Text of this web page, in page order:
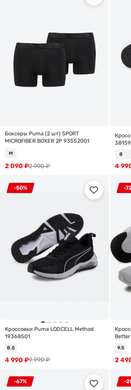
Боксеры Puma (2 шт) SPORT
MICROFIBER BOXER 2P 93552001
M
2 990₽
2 090 ₽
8
4
-50%
Кроссовки Puma LQDCELL Method
19368501
8.5
9 990₽
4 990 ₽
-
9.5
2
-67% -